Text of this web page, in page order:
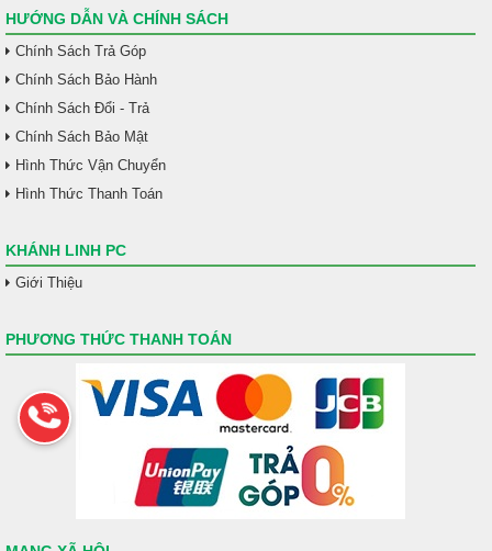
HƯỚNG DẪN VÀ CHÍNH SÁCH
Chính Sách Trả Góp
Chính Sách Bảo Hành
Chính Sách Đổi - Trả
Chính Sách Bảo Mật
Hình Thức Vận Chuyển
Hình Thức Thanh Toán
KHÁNH LINH PC
Giới Thiệu
PHƯƠNG THỨC THANH TOÁN